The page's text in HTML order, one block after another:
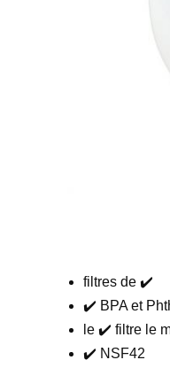
filtres de ✔️
✔️ BPA et
le ✔️ filtre le
✔️ NSF42